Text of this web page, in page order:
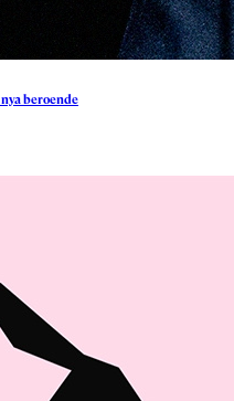
nyaberoende